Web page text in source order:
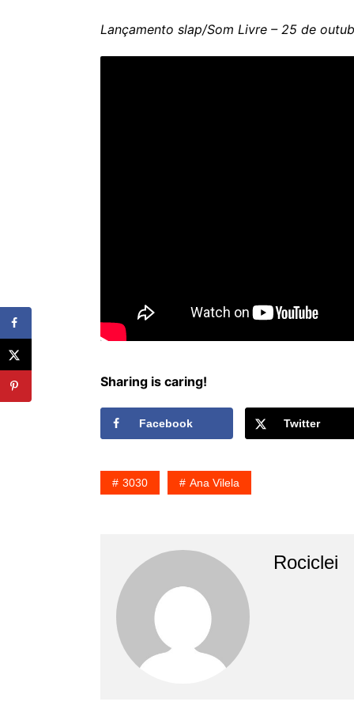
Lançamento slap/Som Livre – 25 de
Sharing is caring!
Facebook Twitter
3030 Ana Vilela
Rociclei